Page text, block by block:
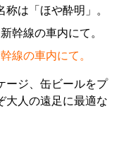
は「ほや酔明」。
線の車内にて。
ージ、缶ビールをプ
大人の遠足に最適な